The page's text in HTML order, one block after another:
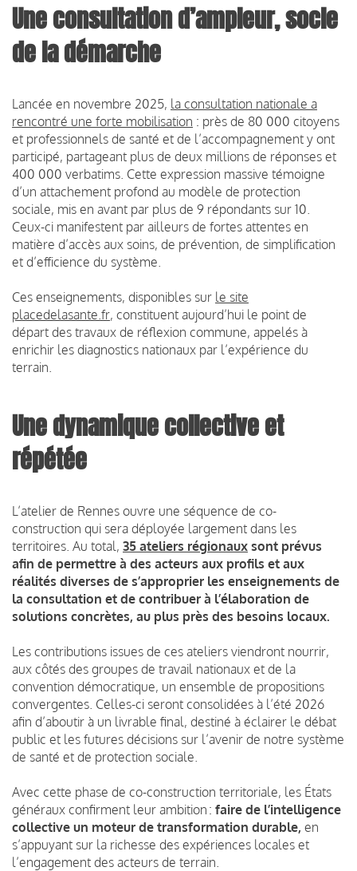
Une consultation d’ampleur, socle
de la démarche
Lancée en novembre 2025, la consultation nationale a
rencontré une forte mobilisation : près de 80 000 citoyens
et professionnels de santé et de l’accompagnement y ont
participé, partageant plus de deux millions de réponses et
400 000 verbatims. Cette expression massive témoigne
d’un attachement profond au modèle de protection
sociale, mis en avant par plus de 9 répondants sur 10.
Ceux-ci manifestent par ailleurs de fortes attentes en
matière d’accès aux soins, de prévention, de simplification
et d’efficience du système.
Ces enseignements, disponibles sur le site
placedelasante.fr, constituent aujourd’hui le point de
départ des travaux de réflexion commune, appelés à
enrichir les diagnostics nationaux par l’expérience du
terrain.
Une dynamique collective et
répétée
L’atelier de Rennes ouvre une séquence de co-
construction qui sera déployée largement dans les
territoires. Au total, 35 ateliers régionaux sont prévus
afin de permettre à des acteurs aux profils et aux
réalités diverses de s’approprier les enseignements de
la consultation et de contribuer à l’élaboration de
solutions concrètes, au plus près des besoins locaux.
Les contributions issues de ces ateliers viendront nourrir,
aux côtés des groupes de travail nationaux et de la
convention démocratique, un ensemble de propositions
convergentes. Celles-ci seront consolidées à l’été 2026
afin d’aboutir à un livrable final, destiné à éclairer le débat
public et les futures décisions sur l’avenir de notre système
de santé et de protection sociale.
Avec cette phase de co-construction territoriale, les États
généraux confirment leur ambition : faire de l’intelligence
collective un moteur de transformation durable, en
s’appuyant sur la richesse des expériences locales et
l’engagement des acteurs de terrain.